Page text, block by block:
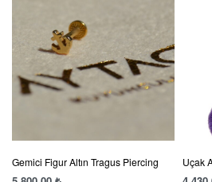
Gemici Figur Altın Tragus Piercing Uçak